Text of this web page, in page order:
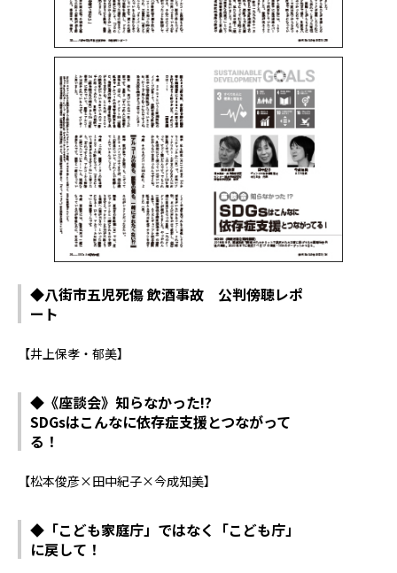
◆八街市五児死傷 飲酒事故 公判傍聴レポ
ート
【井上保孝・郁美】
◆《座談会》知らなかった!?
SDGsはこんなに依存症支援とつながって
る！
【松本俊彦×田中紀子×今成知美】
◆「こども家庭庁」ではなく「こども庁」
に戻して！